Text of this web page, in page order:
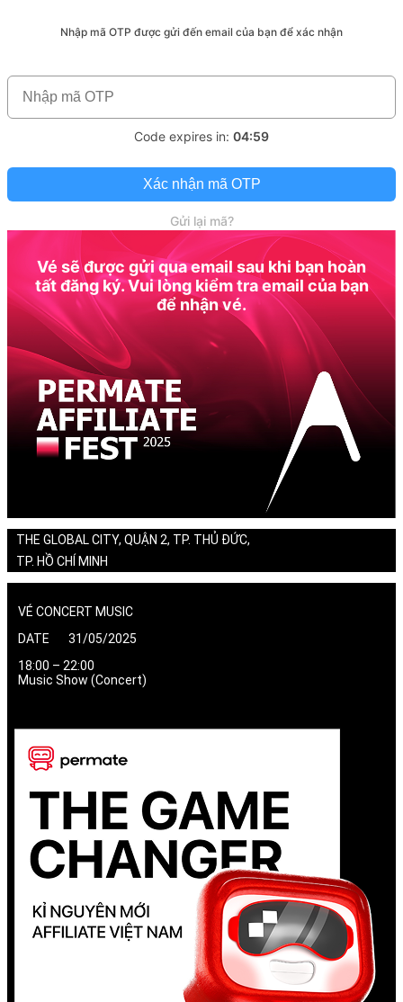
Nhập mã OTP được gửi đến email của bạn để xác nhận
Code expires in: 04:59
Xác nhận mã OTP
Gửi lại mã?
Vé sẽ được gửi qua email sau khi bạn hoàn
tất đăng ký. Vui lòng kiểm tra email của bạn
để nhận vé.
THE GLOBAL CITY, QUẬN 2, TP. THỦ ĐỨC,
TP. HỒ CHÍ MINH
VÉ CONCERT MUSIC
DATE 31/05/2025
18:00 – 22:00
Music Show (Concert)